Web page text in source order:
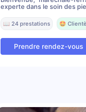
experte dans le soin des
📖 24 prestations 🤩
Prendre rendez-vous